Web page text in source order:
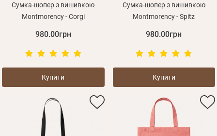
Сумка-шопер з вишивкою
Montmorency - Corgi
980.00грн
Купити
Сумка-шопер з вишивкою
Montmorency - Spitz
980.00грн
Купити